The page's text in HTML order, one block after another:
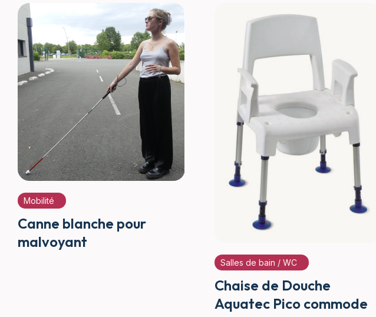
Mobilité
Canne blanche pour
malvoyant
Salles de bain / WC
Chaise de Douche
Aquatec Pico commode